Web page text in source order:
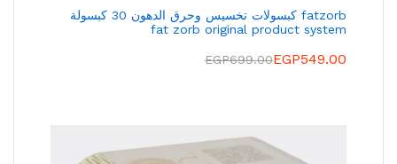
fatzorb كبسولات تخسيس وحرق الدهون 30 كبسولة
fat zorb original product system
EGP549.00
EGP699.00